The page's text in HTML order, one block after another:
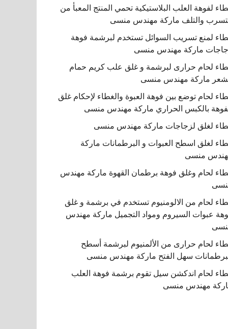
لفوهة العلب البلاستيكية تحمي المنتج المعبأ من
والتلف ماركة مهندس منسى
لمنع تسريب السوائل تستخدم لبرشمة فوهة
ماركة مهندس منسى
لحام حرارى لبرشمة و غلق علب كريم حمام
ماركة مهندس منسى
لحام توضع بين فوهة العبوة والغطاء لإحكام غلق
بالكبس الحراري ماركة مهندس منسى
لغلق لزجاجات ماركة مهندس منسى
لغلق اسطح العبوات و البرطمانات ماركة
منسى
لحام وغلق فوهة برطمان القهوة ماركة مهندس
لحام من الالومنيوم تستخدم في برشمة و غلق
عبوات السيروم ومواد التجميل ماركة مهندس
لحام حرارى من الألمنيوم لبرشمة أسطح
سهل الفتح ماركة مهندس منسى
لحام اندكشن سيل تقوم برشمة فوهة العلب
مهندس منسى